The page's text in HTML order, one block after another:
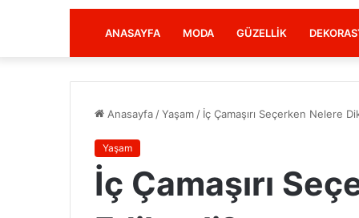
ANASAYFA MODA GÜZELLIK
Anasayfa /Yaşam / İç Çamaşırı Seçerken Nelere
Yaşam
İç Çamaşırı